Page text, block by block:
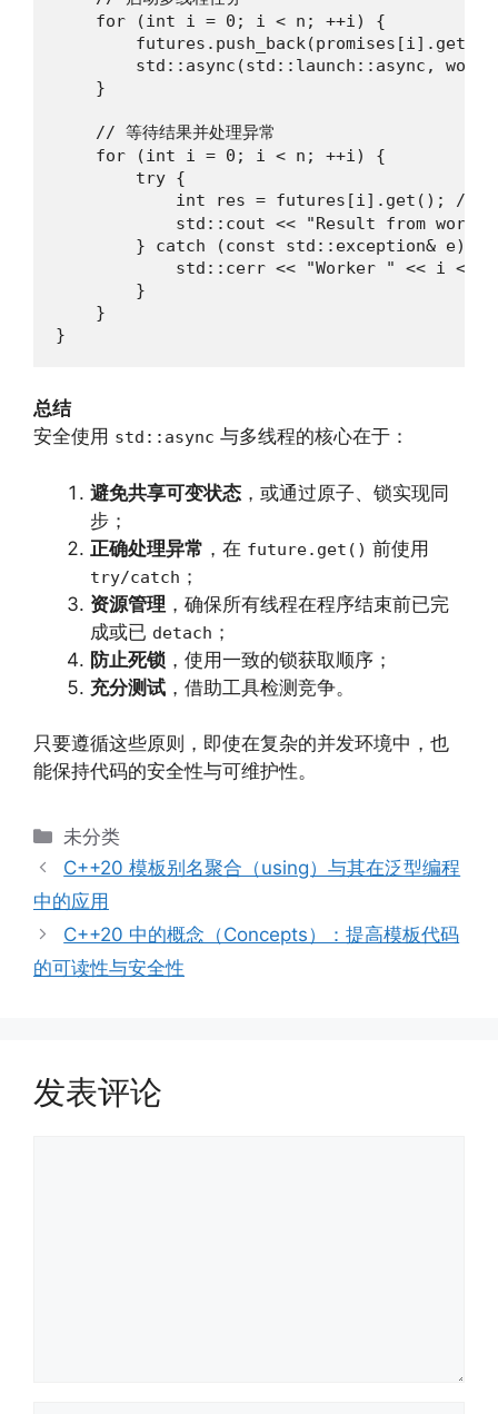
    for (int i = 0; i < n; ++i) {
std::async(std::launch::async,
    }
    // 等待结果并处理异常
    for (int i = 0; i < n; ++i) {
        try {
int res = futures[i].get(); // 若
std::cout << "Result from
        } catch (const std::exception& e) {
std::cerr << "Worker " << i <<
        }
    }
}
总结
安全使用 std::async 与多线程的核心在于：
避免共享可变状态 ，或通过原子、锁实现同
步；
正确处理异常 ，在 future.get() 前使用
try/catch ；
资源管理 ，确保所有线程在程序结束前已完
成或已 detach ；
防止死锁 ，使用一致的锁获取顺序；
充分测试 ，借助工具检测竞争。
只要遵循这些原则，即使在复杂的并发环境中，也
能保持代码的安全性与可维护性。
分
类
未分类
C++20 模板别名聚合（using）与其在泛型编程
中的应用
C++20 中的概念（Concepts）：提高模板代码
的可读性与安全性
发表评论